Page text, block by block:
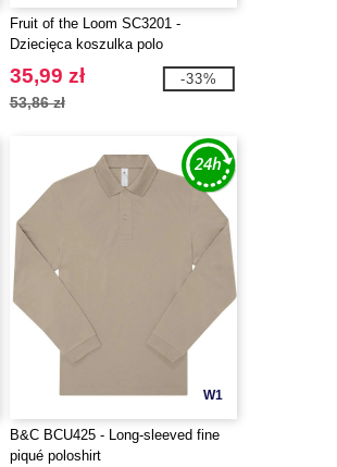
Fruit of the Loom SC3201 -
Dziecięca koszulka polo
35,99 zł
53,86 zł
-33%
W1
B&C BCU425 - Long-sleeved fine
piqué poloshirt